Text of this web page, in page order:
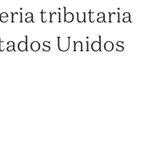
tributaria
Unidos